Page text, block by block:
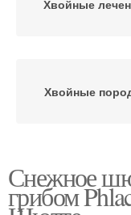
Хвойные
Хвойные
Вечнозеленые
Снежное
грибом